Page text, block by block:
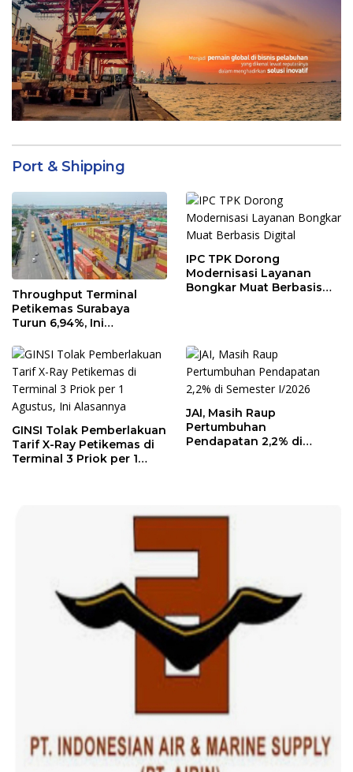
Port & Shipping
Throughput Terminal
Petikemas Surabaya
Turun 6,94%, Ini
IPC TPK Dorong
Modernisasi Layanan
Bongkar Muat Berbasis
GINSI Tolak Pemberlakuan
Tarif X-Ray Petikemas di
Terminal 3 Priok per 1
JAI, Masih Raup
Pertumbuhan
Pendapatan 2,2% di